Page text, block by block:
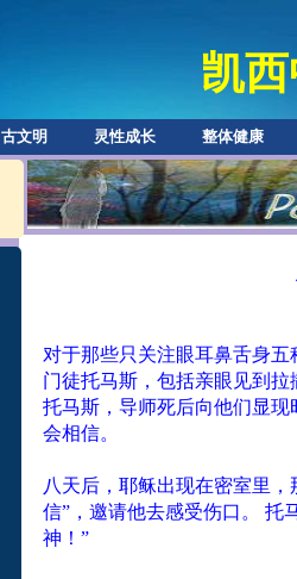
凯
古文明 灵性成长 整体健康
对于那些只关注眼耳鼻舌身
门徒托马斯，包括亲眼见到
托马斯，导师死后向他们显
会相信。
八天后，耶稣出现在密室里
信”，邀请他去感受伤口。
托
神！”